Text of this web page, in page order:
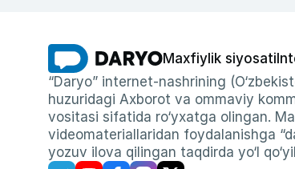
Maxfiylik siyosati
“Daryo” internet-nashrining
huzuridagi Axborot va ommaviy
vositasi sifatida ro‘yxatga olingan.
videomateriallaridan foydalanishga
yozuv ilova qilingan taqdirda yo‘l